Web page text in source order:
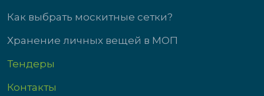
Как выбрать москитные сетки?
Хранение личных вещей в МОП
Тендеры
Контакты